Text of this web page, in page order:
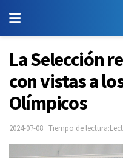
La Selección
con vistas a
Olímpicos
2024-07-08 Tiempo de